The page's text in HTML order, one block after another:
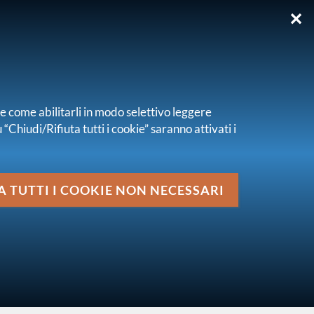
✕
come abilitarli in modo selettivo leggere
Rifiuta tutti i cookie” saranno attivati i
I COOKIE NON NECESSARI